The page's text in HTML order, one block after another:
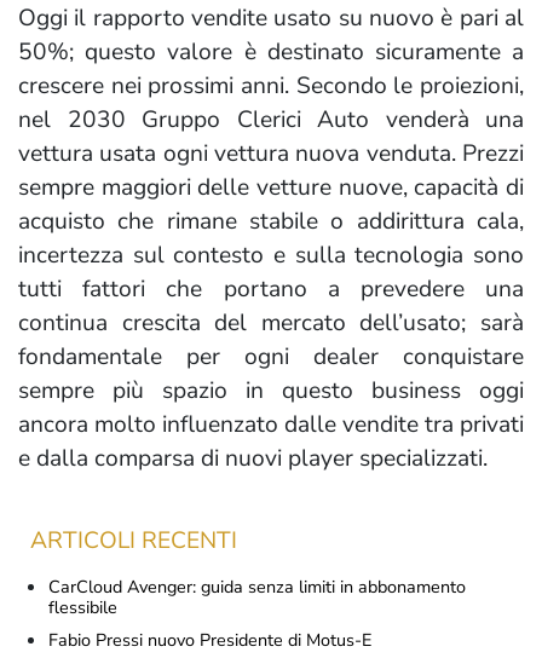
Oggi il rapporto vendite usato su nuovo è pari al
50%; questo valore è destinato sicuramente a
crescere nei prossimi anni. Secondo le proiezioni,
nel 2030 Gruppo Clerici Auto venderà una
vettura usata ogni vettura nuova venduta. Prezzi
sempre maggiori delle vetture nuove, capacità di
acquisto che rimane stabile o addirittura cala,
incertezza sul contesto e sulla tecnologia sono
tutti fattori che portano a prevedere una
continua crescita del mercato dell’usato; sarà
fondamentale per ogni dealer conquistare
sempre più spazio in questo business oggi
ancora molto influenzato dalle vendite tra privati
e dalla comparsa di nuovi player specializzati.
ARTICOLI RECENTI
CarCloud Avenger: guida senza limiti in abbonamento
flessibile
Fabio Pressi nuovo Presidente di Motus-E